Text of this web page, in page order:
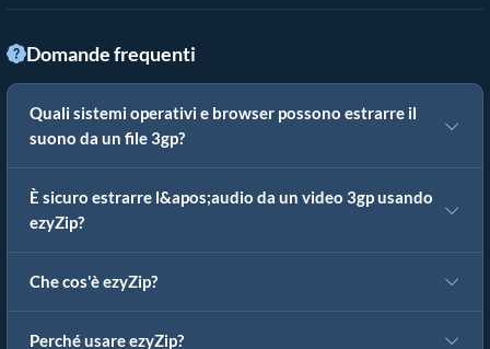
Domande frequenti
Quali sistemi operativi e browser possono estrarre il
suono da un file 3gp?
È sicuro estrarre l&apos;audio da un video 3gp usando
ezyZip?
Che cos'è ezyZip?
Perché usare ezyZip?